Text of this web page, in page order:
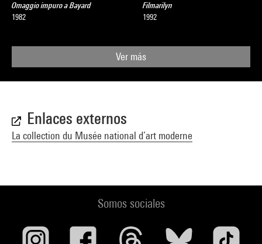
Omaggio impuro a Bayard
1982
Filmarilyn
1992
Ver más
Enlaces externos
La collection du Musée national d’art moderne
Somos sociales